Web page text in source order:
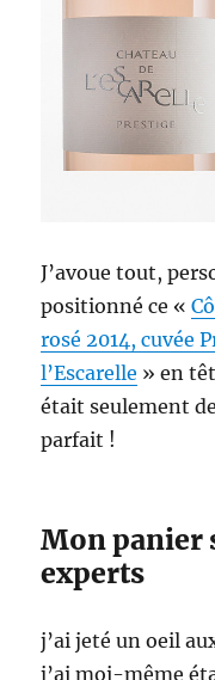
J’avoue tout,
positionné ce «
rosé 2014, cuvée
l’Escarelle » en
était seulement
parfait !
Mon panier
experts
j’ai jeté un oeil
j’ai moi-même